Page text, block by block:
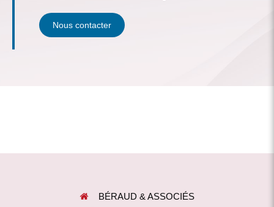
Nous contacter
BÉRAUD & ASSOCIÉS